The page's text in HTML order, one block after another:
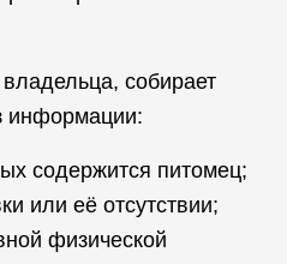
владельца, собирает
информации:
содержится питомец;
или её отсутствии;
физической